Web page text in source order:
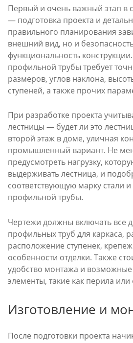
Первый и очень важный этап в
— подготовка проекта и
правильного планирования
внешний вид, но и
функциональность
профильной трубы требует
размеров, углов наклона,
ступеней, а также прочих
При разработке проекта
лестницы — будет ли это
второй этаж в доме, уличная
промышленный вариант. Не
предусмотреть нагрузку,
выдерживать лестница, и
соответствующую марку стали
профильной трубы.
Чертежи должны включать все
профильных труб для каркаса,
расположение ступенек,
особенности отделки. Также
удобство монтажа и
элементы, такие как перила
Изготовление и
После подготовки проекта